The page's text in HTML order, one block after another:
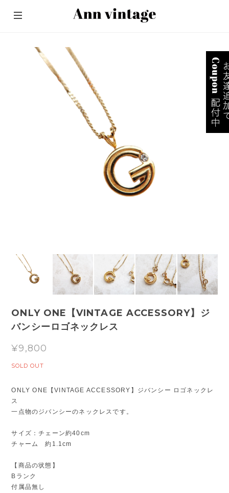
ONLY ONE【VINTAGE ACCESSORY】ジ
バンシーロゴネックレス
¥9,800
SOLD OUT
ONLY ONE【VINTAGE ACCESSORY】ジバンシー ロゴネックレ
ス
一点物のジバンシーのネックレスです。
サイズ：チェーン約40cm
チャーム 約1.1cm
【商品の状態】
Bランク
付属品無し